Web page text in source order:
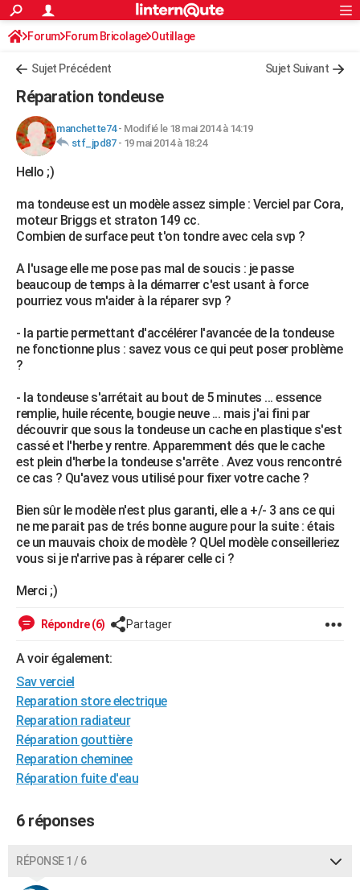
ACTUALITÉS
Politique
Société
Faits Divers
Education
Monde
Villes
+
FINANCE
Retraite
Impôts
Epargne
Immobilier
Risques naturels par ville
Banque
Assurance
Crédit
AUTO
Essais
Réserver un essai
Citadines
Berlines
SUV
Forum auto
+HIGH-TECH
Mobiles
Meilleur smartphone
Internet
Ordinateurs
Jeux vidéo
Guide high-tech
+BRICOLAGE
Forum
Aménagement intérieur
Extérieur
Cuisine
Salle de bains
Jardinage
Rangement
Guides de France
Escapades
Patrimoine
Expositions
Musées
Week-end nature
+LIFESTYLE
Art de vivre
Bien-être
Loisirs
ModeModes de vie
Alimentation
Guide de la santé
Maladies
Médicaments
Sommeil
VOYAGE
GUIDES D'ACHAT
BONS PLANS
CARTE DE VOEUX
Carte de Noël
Carte Bonne année
Carte Saint-Valentin
Carte Pâques
Carte d'anniversaire
DICTIONNAIRE
Dictionnaire
Biographies
Citations
Expressions
Proverbes
PROGRAMME TV
S'inscrire
Connexion
Forum Forum Bricolage Outillage
Sujet Précédent Sujet Suivant
Réparation tondeuse
manchette74- Modifié le 18 mai 2014 à 14:19
stf_jpd87- 19 mai 2014 à 18:24
Hello ;)
ma tondeuse est un modèle assez simple : Verciel par Cora,
moteur Briggs et straton 149 cc.
Combien de surface peut t'on tondre avec cela svp ?
A l'usage elle me pose pas mal de soucis : je passe
beaucoup de temps à la démarrer c'est usant à force
pourriez vous m'aider à la réparer svp ?
- la partie permettant d'accélérer l'avancée de la tondeuse
ne fonctionne plus : savez vous ce qui peut poser problème
?
- la tondeuse s'arrétait au bout de 5 minutes ... essence
remplie, huile récente, bougie neuve ... mais j'ai fini par
découvrir que sous la tondeuse un cache en plastique s'est
cassé et l'herbe y rentre. Apparemment dés que le cache
est plein d'herbe la tondeuse s'arrête . Avez vous rencontré
ce cas ? Qu'avez vous utilisé pour fixer votre cache ?
Bien sûr le modèle n'est plus garanti, elle a +/- 3 ans ce qui
ne me parait pas de trés bonne augure pour la suite : étais
ce un mauvais choix de modèle ? QUel modèle conseilleriez
vous si je n'arrive pas à réparer celle ci ?
Merci ;)
Répondre (6) Partager
A voir également:
Sav verciel
Reparation store electrique
Reparation radiateur
Réparation gouttière
Reparation cheminee
Réparation fuite d'eau
6 réponses
RÉPONSE 1 / 6